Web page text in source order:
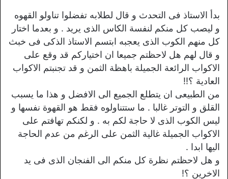
بدأ الاستاذ فى التحدث و قال لطلابه تفضلوا تناولو القهوه
و ليصب كل منكم لنفسة الكاس الذى يريد . و بعدما اختار
كل منهم الكوب الذى يعجبه ابتسم الاستاذ الذكى فى خبث
و قال لهم هل لاحظتم جميعا ان اختياركم قد وقع على
الاكواب الرائعة الجميلة باهظة الثمن و قد تجنبتم الاكواب
العادية ؟!!
من الطبيعى ان يتطلع الجميع الى الافضل و هذا ما يسبب
القلق و التوتر غالبا . ما ستتناولوه فقط هو القهوة نفسها و
ليس الكوب الذى لا حاجة لكم به . و لكنكم تهافتم على
الاكواب الجميلة غالية الثمن على الرغم من عدم الحاجة
اليها ابدا .
و هل لاحظتم نظرة كل منكم الى الفنجان الذى فى يد
الاخرين ؟!